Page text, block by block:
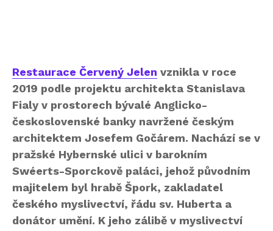
Restaurace Červený Jelen vznikla v roce
2019 podle projektu architekta Stanislava
Fialy v prostorech bývalé Anglicko-
československé banky navržené českým
architektem Josefem Gočárem. Nachází se v
pražské Hybernské ulici v barokním
Swéerts-Sporckově paláci, jehož původním
majitelem byl hrabě Špork, zakladatel
českého myslivectví, řádu sv. Huberta a
donátor umění. K jeho zálibě v myslivectví